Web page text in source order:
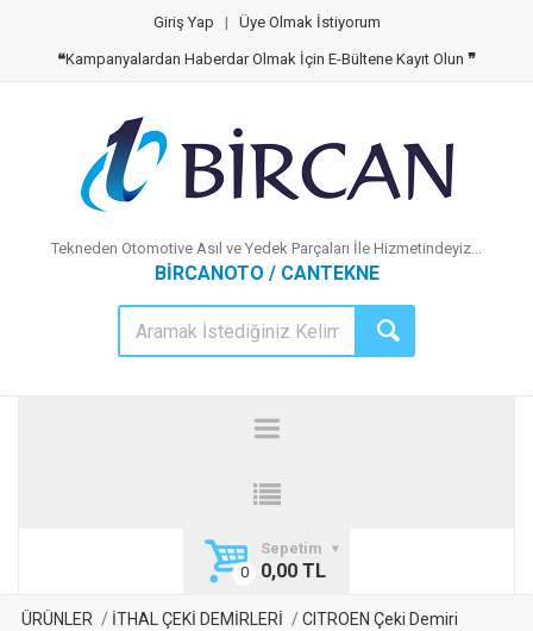
Giriş Yap | Üye Olmak İstiyorum
❝Kampanyalardan Haberdar Olmak İçin E-Bültene Kayıt Olun ❞
Tekneden Otomotive Asıl ve Yedek Parçaları İle Hizmetindeyiz...
BİRCANOTO / CANTEKNE
Sepetim
0,00 TL
ÜRÜNLER İTHAL ÇEKİ DEMİRLERİ CITROEN Çeki Demiri